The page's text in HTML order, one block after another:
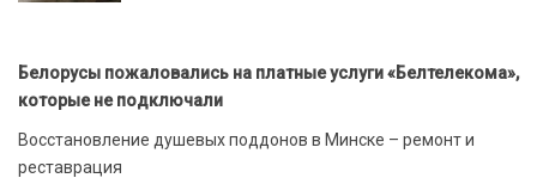
Белорусы пожаловались на платные услуги «Белтелекома»,
которые не подключали
Восстановление душевых поддонов в Минске – ремонт и
реставрация